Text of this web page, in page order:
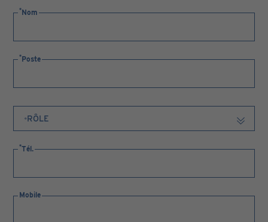
Nom
Poste
Tél.
Mobile